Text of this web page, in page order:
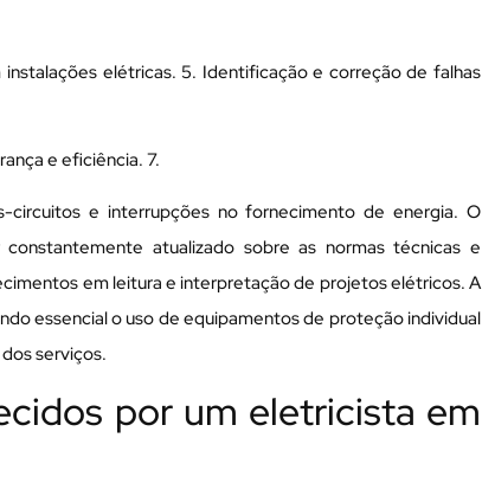
elétricas. 5. Identificação e correção de falhas
e eficiência. 7.
e interrupções no fornecimento de energia. O
atualizado sobre as normas técnicas e
em leitura e interpretação de projetos elétricos. A
essencial o uso de equipamentos de proteção individual
serviços.
por um eletricista em